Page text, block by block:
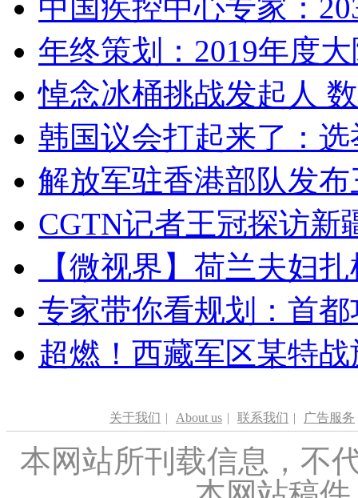
中国疾控中心专家：
年终策划：2019年度
悼念冰桶挑战发起人
韩国议会打起来了：
解放军驻香港部队发
CGTN记者王冠探访新
【微视界】荷兰夫妇
专家带你看规划：首
超燃！西藏军区某特
关于我们 | About us | 联系我们 | 广告服务
本网站所刊载信息，不